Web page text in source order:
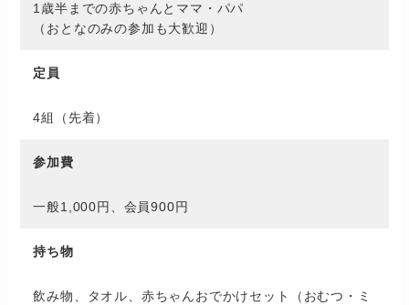
1歳半までの赤ちゃんとママ・パパ
（おとなのみの参加も大歓迎）
定員
4組（先着）
参加費
一般1,000円、会員900円
持ち物
飲み物、タオル、赤ちゃんおでかけセット（おむつ・ミ